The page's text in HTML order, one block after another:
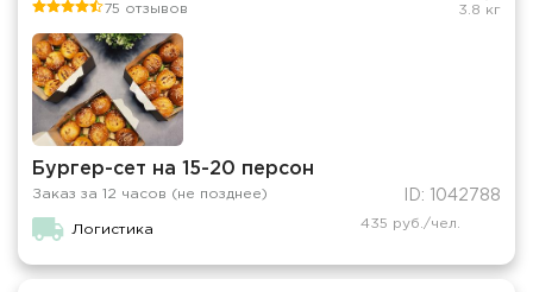
75 отзывов 3.8 кг
Бургер-сет на 15-20 персон
Заказ за 12 часов (не позднее) ID: 1042788
Логистика 435 руб./чел.